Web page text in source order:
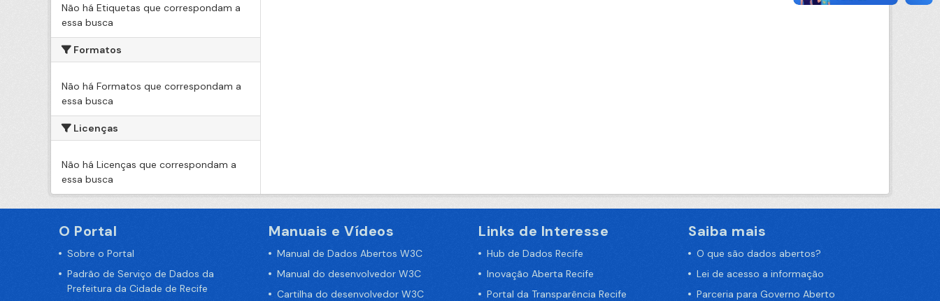
Não há Etiquetas que correspondam a
essa busca
Formatos
Não há Formatos que correspondam a
essa busca
Licenças
Não há Licenças que correspondam a
essa busca
O Portal
Sobre o Portal
Padrão de Serviço de Dados da
Prefeitura da Cidade de Recife
Manuais e Vídeos
Manual de Dados Abertos W3C
Manual do desenvolvedor W3C
Cartilha do desenvolvedor W3C
Links de Interesse
Hub de Dados Recife
Inovação Aberta Recife
Portal da Transparência Recife
Saiba mais
O que são dados abertos?
Lei de acesso a informação
Parceria para Governo Aberto